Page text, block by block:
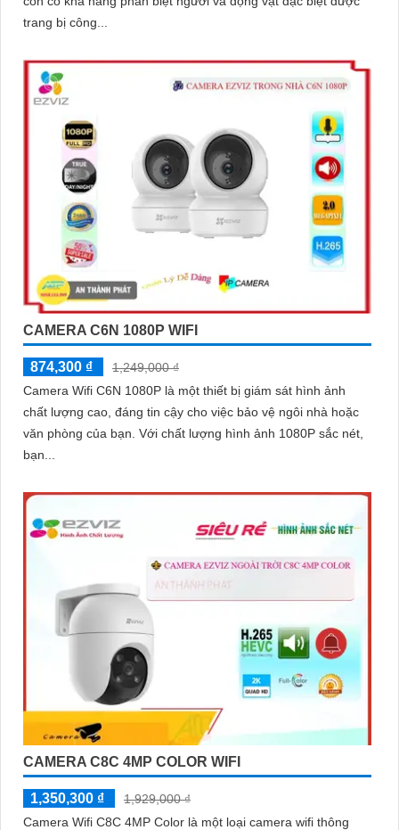
trang bị công...
CAMERA C6N 1080P WIFI
874,300 ₫
1,249,000 ₫
Camera Wifi C6N 1080P là một thiết bị giám sát hình ảnh
chất lượng cao, đáng tin cậy cho việc bảo vệ ngôi nhà hoặc
văn phòng của bạn. Với chất lượng hình ảnh 1080P sắc nét,
bạn...
CAMERA C8C 4MP COLOR WIFI
1,350,300 ₫
1,929,000 ₫
Camera Wifi C8C 4MP Color là một loại camera wifi thông